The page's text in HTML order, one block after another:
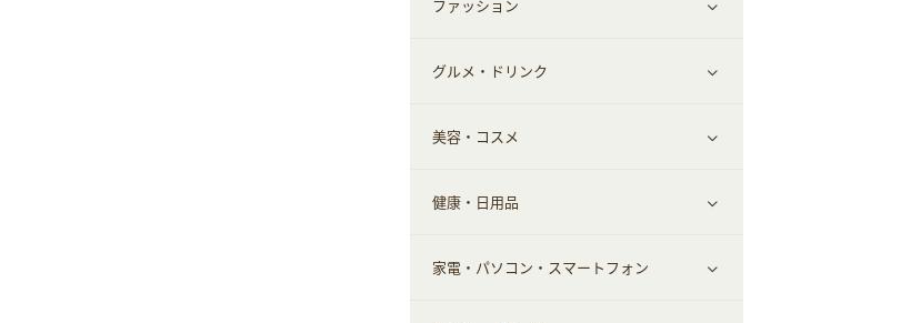
すべて見る
総合通販
デパート・スーパー
ファッション
すべて見る
ファッション
インナー・下着
靴・フットウェア
グルメ・ドリンク
すべて見る
グルメ
ドリンク
美容・コスメ
すべて見る
スキンケア
健康・日用品
すべて見る
家電・パソコン・スマートフォン